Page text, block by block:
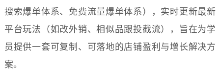
搜索爆单体系、免费流量爆单体系），实时更新最新
平台玩法（如改外销、相似品跟投截流），旨在为学
员提供一套可复制、可落地的店铺盈利与增长解决方
案。